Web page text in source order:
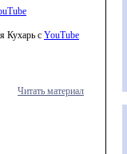
Кухарь с YouTube
Читать материал